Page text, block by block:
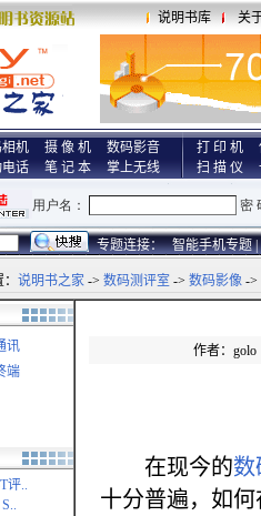
说明书库 关
机 摄 像 机
数码影音
话
笔 记 本 掌上无线
打 印 机
扫 描 仪
专题连接： 智能手机专题 |
说明书之家 -> 数码测评室 -> 数码影像 ->
讯
端
评..
作者：golo
在现今的数
十分普遍，如